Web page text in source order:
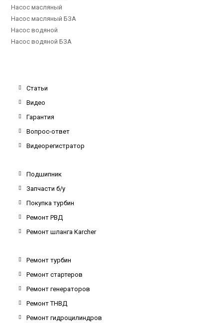
Насос масляный
Насос масляный БЗА
Насос водяной
Насос водяной БЗА
Статьи
Видео
Гарантия
Вопрос-ответ
Видеорегистратор
Подшипник
Запчасти б/у
Покупка турбин
Ремонт РВД
Ремонт шланга Karcher
Ремонт турбин
Ремонт стартеров
Ремонт генераторов
Ремонт ТНВД
Ремонт гидроцилиндров